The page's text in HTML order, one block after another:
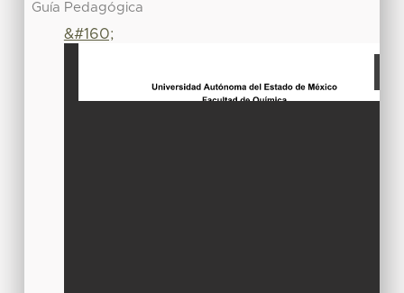
Guía Pedagógica
&#160;